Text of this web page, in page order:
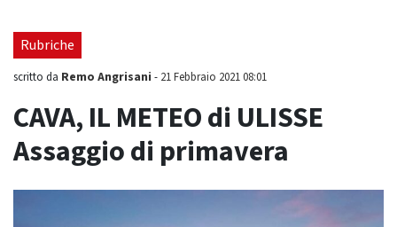
Rubriche
scritto da Remo Angrisani - 21 Febbraio 2021 08:01
CAVA, IL METEO di ULISSE
Assaggio di primavera